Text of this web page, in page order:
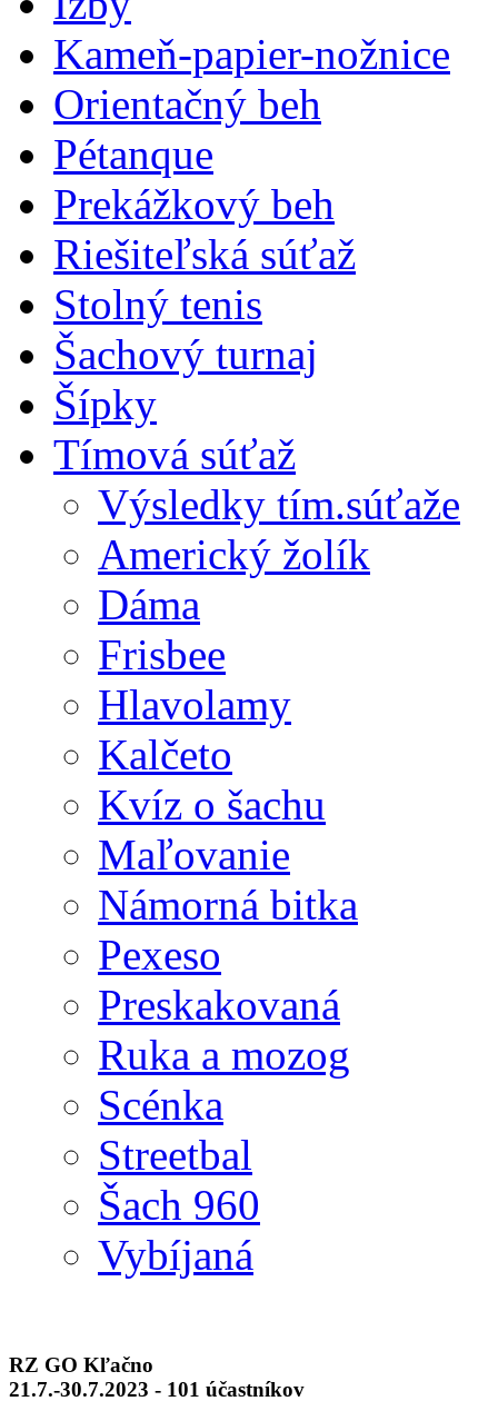
Kameň-papier-nožnice
Orientačný beh
Pétanque
Prekážkový beh
Riešiteľská súťaž
Stolný tenis
Šachový turnaj
Šípky
Tímová súťaž
Výsledky tím.súťaže
Americký žolík
Dáma
Frisbee
Hlavolamy
Kalčeto
Kvíz o šachu
Maľovanie
Námorná bitka
Pexeso
Preskakovaná
Ruka a mozog
Scénka
Streetbal
Šach 960
Vybíjaná
RZ GO Kľačno
21.7.-30.7.2023 - 101 účastníkov